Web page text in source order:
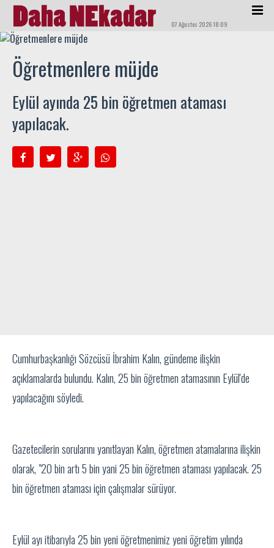
07 Ağustos 2026 18:09
Öğretmenlere müjde
Eylül ayında 25 bin öğretmen ataması
yapılacak.
Cumhurbaşkanlığı Sözcüsü İbrahim Kalın, gündeme ilişkin
açıklamalarda bulundu. Kalın, 25 bin öğretmen atamasının Eylül'de
yapılacağını söyledi.
Gazetecilerin sorularını yanıtlayan Kalın, öğretmen atamalarına ilişkin
olarak, "20 bin artı 5 bin yani 25 bin öğretmen ataması yapılacak. 25
bin öğretmen ataması için çalışmalar sürüyor.
Eylül ayı itibarıyla 25 bin yeni öğretmenimiz yeni öğretim yılında